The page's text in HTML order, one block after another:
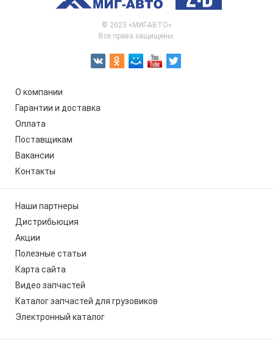
© 2023 «МИГ-АВТО»
Все права защищены.
О компании
Гарантии и доставка
Оплата
Поставщикам
Вакансии
Контакты
Наши партнеры
Дистрибьюция
Акции
Полезные статьи
Карта сайта
Видео запчастей
Каталог запчастей для грузовиков
Электронный каталог